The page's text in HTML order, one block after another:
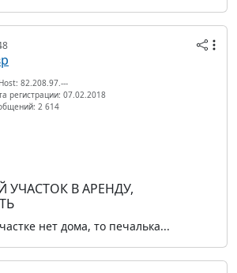
82.208.97.---
регистрации: 07.02.2018
2 614
УЧАСТОК В АРЕНДУ,
нет дома, то печалька...